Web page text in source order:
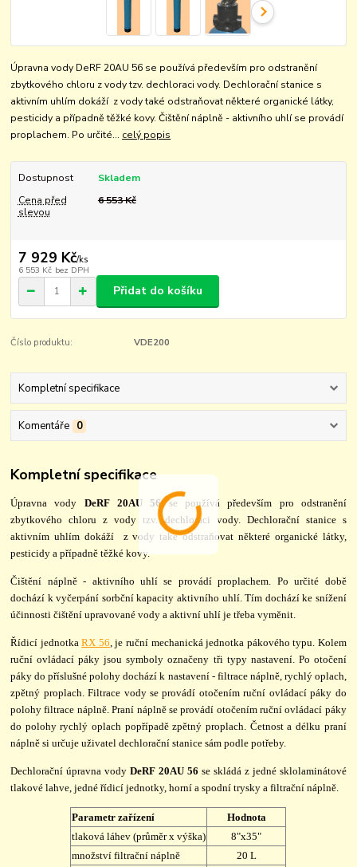
Úpravna vody DeRF 20AU 56 se používá především pro odstranění
zbytkového chloru z vody tzv. dechloraci vody. Dechlorační stanice s
aktivním uhlím dokáží z vody také odstraňovat některé organické látky,
pesticidy a případně těžké kovy. Čištění náplně - aktivního uhlí se provádí
proplachem. Po určité... celý popis
Dostupnost
Skladem
Cena před
slevou
6 553 Kč
7 929 Kč/ks
6 553 Kč bez DPH
Přidat do košíku
Číslo produktu: VDE200
Kompletní specifikace
Komentáře 0
Kompletní specifikace
Úpravna vody DeRF 20AU 56se používá především pro odstranění
zbytkového chloru z vody tzv. dechloraci vody. Dechlorační stanice s
aktivním uhlím dokáží z vody také odstraňovat některé organické látky,
pesticidy a případně těžké kovy.
Čištění náplně - aktivního uhlí se provádí proplachem. Po určité době
dochází k vyčerpání sorbční kapacity aktivního uhlí. Tím dochází ke snížení
účinnosti čištění upravované vody a aktivní uhlí je třeba vyměnit.
Řídicí jednotkaRX 56 , je ruční mechanická jednotka pákového typu. Kolem
ruční ovládací páky jsou symboly označeny tři typy nastavení. Po otočení
páky do příslušné polohy dochází k nastavení - filtrace náplně, rychlý oplach,
zpětný proplach. Filtrace vody se provádí otočením ruční ovládací páky do
polohy filtrace náplně. Praní náplně se provádí otočením ruční ovládací páky
do polohy rychlý oplach popřípadě zpětný proplach. Četnost a délku praní
náplně si určuje uživatel dechlorační stanice sám podle potřeby.
Dechlorační úpravna vodyDeRF 20AU 56 se skládá z jedné sklolaminátové
tlakové lahve, jedné řídicí jednotky, horní a spodní trysky a filtrační náplně.
Parametr zařízení
Hodnota
tlaková láhev (průměr x výška)
8"x35"
množství filtrační náplně
20 L